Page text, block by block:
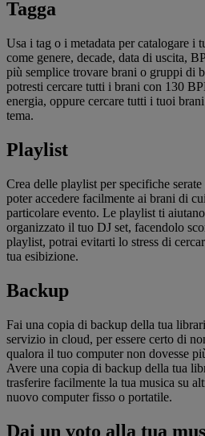
Tagga
Usa i tag o i metadata per catalogare i
come genere, decade, data di uscita,
più semplice trovare brani o gruppi di
potresti cercare tutti i brani con 130
energia, oppure cercare tutti i tuoi
tema.
Playlist
Crea delle playlist per specifiche
poter accedere facilmente ai brani di
particolare evento. Le playlist ti
organizzato il tuo DJ set, facendolo
playlist, potrai evitarti lo stress di
tua esibizione.
Backup
Fai una copia di backup della tua
servizio in cloud, per essere certo di
qualora il tuo computer non dovesse
Avere una copia di backup della tua
trasferire facilmente la tua musica su
nuovo computer fisso o portatile.
Dai un voto alla tua